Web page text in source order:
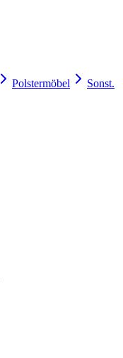
Polstermöbel
Sonst.